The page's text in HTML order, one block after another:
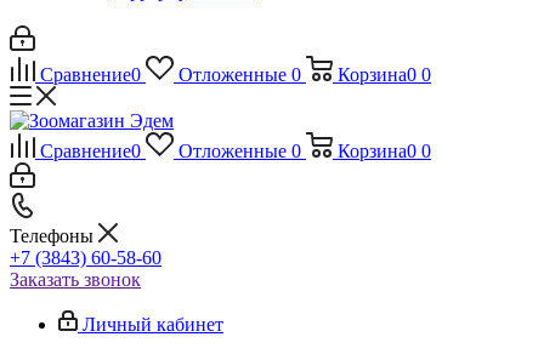
Сравнение0 Отложенные 0 Корзина0 0
Сравнение0 Отложенные 0 Корзина0 0
Телефоны
+7 (3843) 60-58-60
Заказать звонок
Личный кабинет